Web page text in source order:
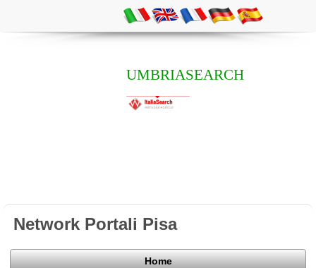
UMBRIASEARCH
Network Portali Pisa
Home